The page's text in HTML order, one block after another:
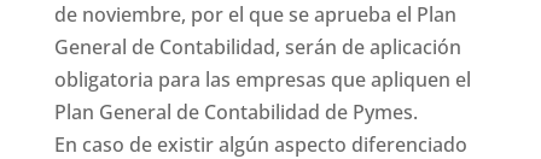
de noviembre, por el que se aprueba el Plan
General de Contabilidad, serán de aplicación
obligatoria para las empresas que apliquen el
Plan General de Contabilidad de Pymes.
En caso de existir algún aspecto diferenciado